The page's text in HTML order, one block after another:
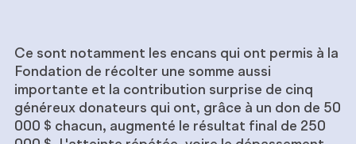
Ce sont notamment les encans qui ont permis à la
Fondation de récolter une somme aussi
importante et la contribution surprise de cinq
généreux donateurs qui ont, grâce à un don de 50
000 $ chacun, augmenté le résultat final de 250